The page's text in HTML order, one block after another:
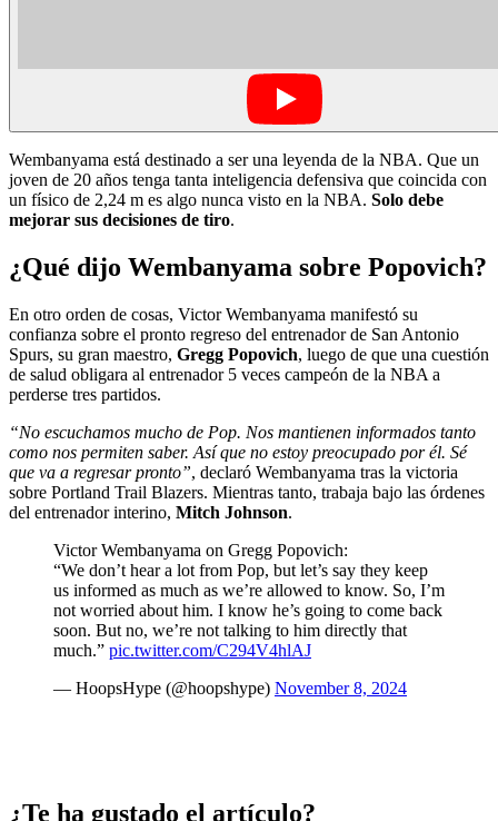
Wembanyama está destinado a ser una leyenda de la NBA. Que un
joven de 20 años tenga tanta inteligencia defensiva que coincida con
un físico de 2,24 m es algo nunca visto en la NBA. Solo debe
mejorar sus decisiones de tiro.
¿Qué dijo Wembanyama sobre Popovich?
En otro orden de cosas, Victor Wembanyama manifestó su
confianza sobre el pronto regreso del entrenador de San Antonio
Spurs, su gran maestro, Gregg Popovich, luego de que una cuestión
de salud obligara al entrenador 5 veces campeón de la NBA a
perderse tres partidos.
“No escuchamos mucho de Pop. Nos mantienen informados tanto
como nos permiten saber. Así que no estoy preocupado por él. Sé
que va a regresar pronto”, declaró Wembanyama tras la victoria
sobre Portland Trail Blazers. Mientras tanto, trabaja bajo las órdenes
del entrenador interino, Mitch Johnson.
Victor Wembanyama on Gregg Popovich:
“We don’t hear a lot from Pop, but let’s say they keep
us informed as much as we’re allowed to know. So, I’m
not worried about him. I know he’s going to come back
soon. But no, we’re not talking to him directly that
much.” pic.twitter.com/C294V4hlAJ
— HoopsHype (@hoopshype) November 8, 2024
¿Te ha gustado el artículo?